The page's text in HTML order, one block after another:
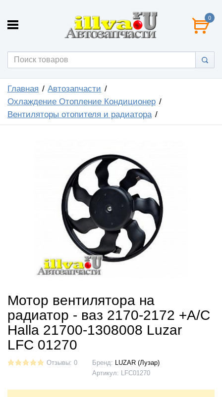
0
Главная
Автозапчасти
Охлаждение Отопление Кондиционер
Вентиляторы отопителя и радиатора
Мотор вентилятора на
радиатор - ваз 2170-2172 +A/C
Halla 21700-1308008 Luzar
LFC 01270
Отзывы: 0 Бренд: LUZAR (Лузар)
Артикул: LFC01270